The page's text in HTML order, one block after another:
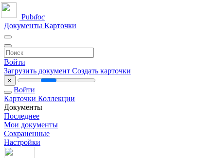
Pubdoc
Документы Карточки
Войти
Загрузить документ Создать карточки
×
Войти
Карточки Коллекции
Документы
Последнее
Мои документы
Сохраненные
Настройки